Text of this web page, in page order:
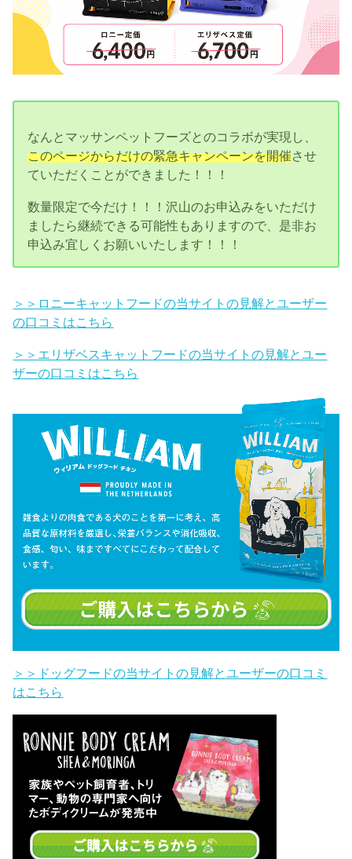
なんとマッサンペットフーズとのコラボが実現し、
このページからだけの緊急キャンペーンを開催させ
ていただくことができました！！！
数量限定で今だけ！！！沢山のお申込みをいただけ
ましたら継続できる可能性もありますので、是非お
申込み宜しくお願いいたします！！！
＞＞ロニーキャットフードの当サイトの見解とユーザー
の口コミはこちら
＞＞エリザベスキャットフードの当サイトの見解とユー
ザーの口コミはこちら
＞＞ドッグフードの当サイトの見解とユーザーの口コミ
はこちら